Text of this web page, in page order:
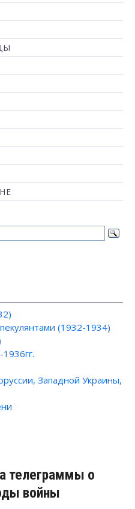
(1932-1934)
Западной Украины,
телеграммы о
войны